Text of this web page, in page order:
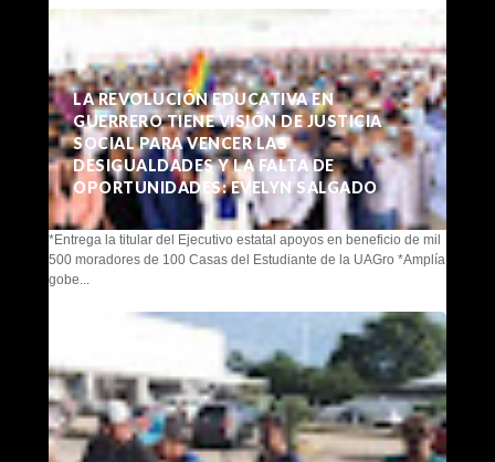
LA REVOLUCIÓN EDUCATIVA EN
GUERRERO TIENE VISIÓN DE JUSTICIA
SOCIAL PARA VENCER LAS
DESIGUALDADES Y LA FALTA DE
OPORTUNIDADES: EVELYN SALGADO
*Entrega la titular del Ejecutivo estatal apoyos en beneficio de mil
500 moradores de 100 Casas del Estudiante de la UAGro *Amplía
gobe...